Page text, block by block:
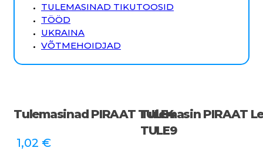
TULEMASINAD TIKUTOOSID
TÖÖD
UKRAINA
VÕTMEHOIDJAD
Tulemasinad PIRAAT TULE4
1,02 €
Tulemasin PIRAAT
TULE9